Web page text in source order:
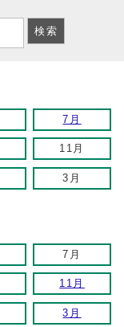
7月
11月
3月
7月
11月
3月